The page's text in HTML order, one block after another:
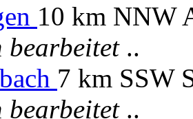
10 km NNW
bearbeitet..
7 km SSW
bearbeitet..